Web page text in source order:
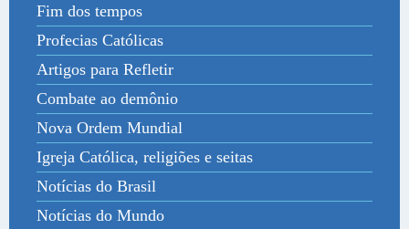
Fim dos tempos
Profecias Católicas
Artigos para Refletir
Combate ao demônio
Nova Ordem Mundial
Igreja Católica, religiões e seitas
Notícias do Brasil
Notícias do Mundo